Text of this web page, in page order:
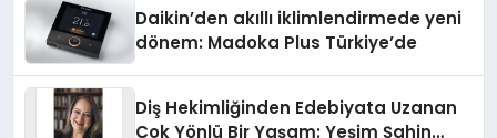
Daikin’den akıllı iklimlendirmede yeni
dönem: Madoka Plus Türkiye’de
Diş Hekimliğinden Edebiyata Uzanan
Çok Yönlü Bir Yaşam: Yeşim Şahin